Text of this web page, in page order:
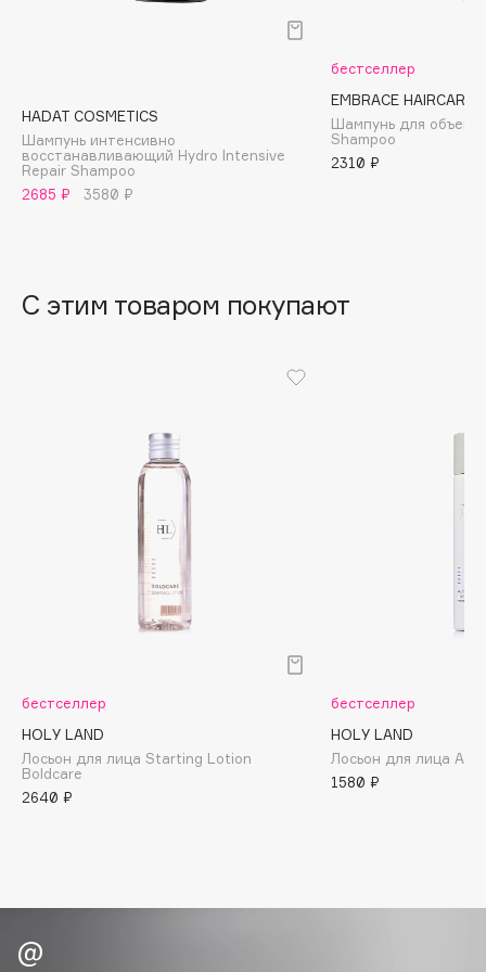
Balmain Hair Couture
Banderas
Basicare
Beautyblades
НОВИНКА
BOOMSHOP
BORK
Brunello Cucinelli
Bvlgari
HADAT COSMETICS
Шампунь интенсивно
восстанавливающий Hydro Intensive
Repair Shampoo
2685 ₽
3580 ₽
бестселлер
EMBRACE HAIRCARE
Шампунь для объема
Shampoo
2310 ₽
С этим товаром покупают
бестселлер
HOLY LAND
Лосьон для лица Starting Lotion
Boldcare
2640 ₽
бестселлер
HOLY LAND
Лосьон для лица
1580 ₽